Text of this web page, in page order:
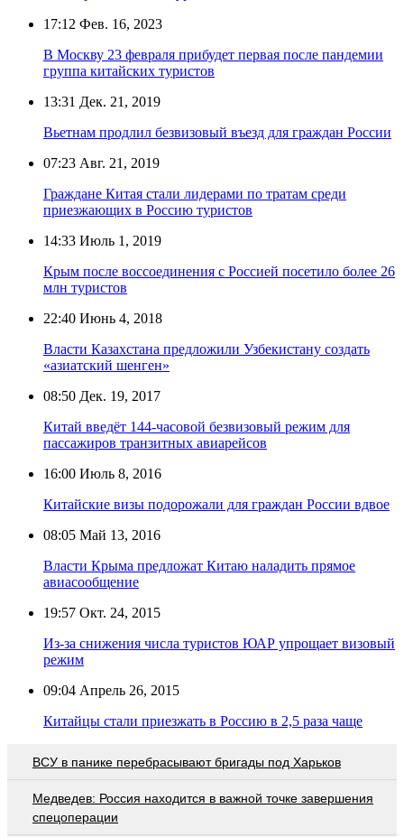
17:12 Фев. 16, 2023
В Москву 23 февраля прибудет первая после пандемии
группа китайских туристов
13:31 Дек. 21, 2019
Вьетнам продлил безвизовый въезд для граждан России
07:23 Авг. 21, 2019
Граждане Китая стали лидерами по тратам среди
приезжающих в Россию туристов
14:33 Июль 1, 2019
Крым после воссоединения с Россией посетило более 26
млн туристов
22:40 Июнь 4, 2018
Власти Казахстана предложили Узбекистану создать
«азиатский шенген»
08:50 Дек. 19, 2017
Китай введёт 144-часовой безвизовый режим для
пассажиров транзитных авиарейсов
16:00 Июль 8, 2016
Китайские визы подорожали для граждан России вдвое
08:05 Май 13, 2016
Власти Крыма предложат Китаю наладить прямое
авиасообщение
19:57 Окт. 24, 2015
Из-за снижения числа туристов ЮАР упрощает визовый
режим
09:04 Апрель 26, 2015
Китайцы стали приезжать в Россию в 2,5 раза чаще
ВСУ в панике перебрасывают бригады под Харьков
Медведев: Россия находится в важной точке завершения
спецоперации